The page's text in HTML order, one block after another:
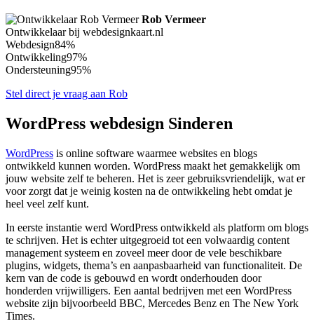
Rob Vermeer
Ontwikkelaar bij webdesignkaart.nl
Webdesign84%
Ontwikkeling97%
Ondersteuning95%
Stel direct je vraag aan Rob
WordPress webdesign Sinderen
WordPress is online software waarmee websites en blogs
ontwikkeld kunnen worden. WordPress maakt het gemakkelijk om
jouw website zelf te beheren. Het is zeer gebruiksvriendelijk, wat er
voor zorgt dat je weinig kosten na de ontwikkeling hebt omdat je
heel veel zelf kunt.
In eerste instantie werd WordPress ontwikkeld als platform om blogs
te schrijven. Het is echter uitgegroeid tot een volwaardig content
management systeem en zoveel meer door de vele beschikbare
plugins, widgets, thema’s en aanpasbaarheid van functionaliteit. De
kern van de code is gebouwd en wordt onderhouden door
honderden vrijwilligers. Een aantal bedrijven met een WordPress
website zijn bijvoorbeeld BBC, Mercedes Benz en The New York
Times.